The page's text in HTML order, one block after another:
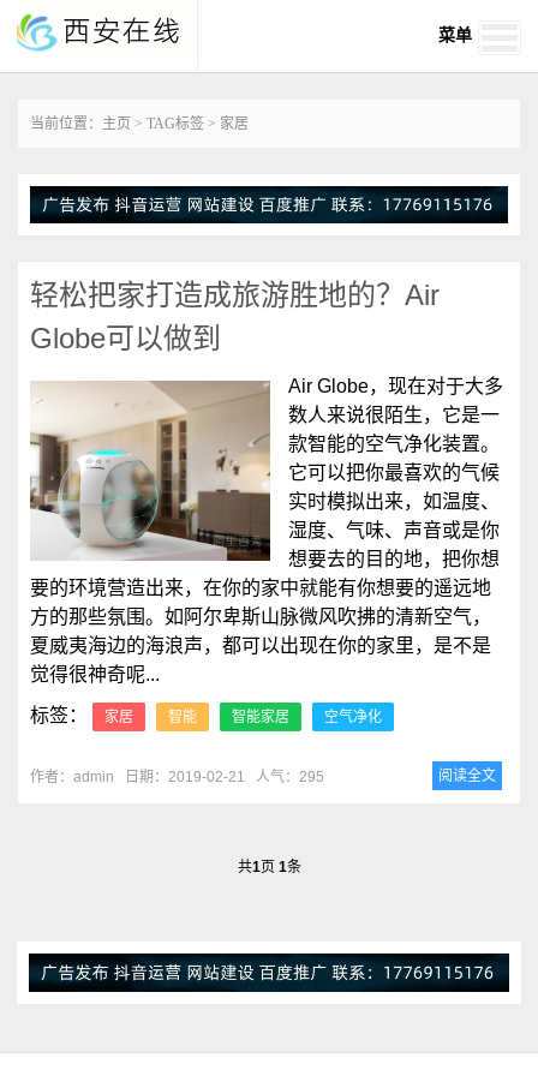
菜单
当前位置： 主页 > TAG标签 > 家居
轻松把家打造成旅游胜地的？Air
Globe可以做到
Air Globe，现在对于大多
数人来说很陌生，它是一
款智能的空气净化装置。
它可以把你最喜欢的气候
实时模拟出来，如温度、
湿度、气味、声音或是你
想要去的目的地，把你想
要的环境营造出来，在你的家中就能有你想要的遥远地
方的那些氛围。如阿尔卑斯山脉微风吹拂的清新空气，
夏威夷海边的海浪声，都可以出现在你的家里，是不是
觉得很神奇呢...
标签：
家居 智能 智能家居 空气净化
作者：admin 日期：2019-02-21 人气：295 阅读全文
共1页 1条